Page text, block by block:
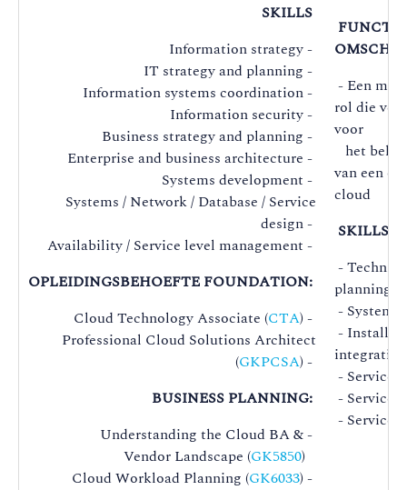
SKILLS
Information strategy -
IT strategy and planning -
Information systems coordination -
Information security -
Business strategy and planning -
Enterprise and business architecture -
Systems development -
Systems / Network / Database / Service
design -
Availability / Service level management -
OPLEIDINGSBEHOEFTE FOUNDATION:
Cloud Technology Associate (CTA) -
Professional Cloud Solutions Architect
(GKPCSA) -
BUSINESS PLANNING:
Understanding the Cloud BA & -
Vendor Landscape (GK5850)
Cloud Workload Planning (GK6033) -
FUNCTIE
- Een
rol die
voor
het
van een
cloud
SKILLS
-
planning
-
-
integration
- Service
- Service
- Service